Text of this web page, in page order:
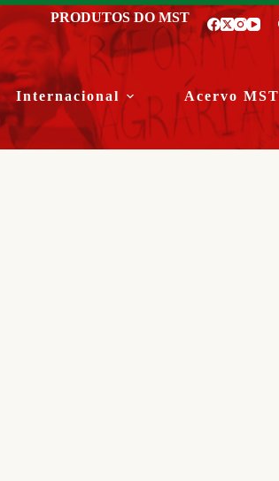
PRODUTOS DO MST
Internacional Acervo MST